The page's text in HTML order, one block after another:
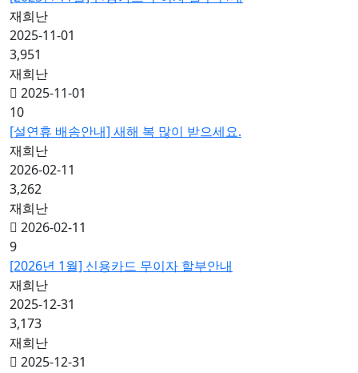
재희난
2025-11-01
3,951
재희난
2025-11-01
10
[설연휴 배송안내] 새해 복 많이 받으세요.
재희난
2026-02-11
3,262
재희난
2026-02-11
9
[2026년 1월] 신용카드 무이자 할부안내
재희난
2025-12-31
3,173
재희난
2025-12-31